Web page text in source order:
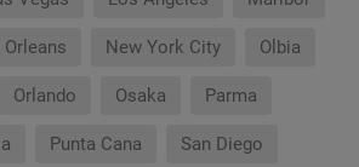
Orleans New York City Olbia
Orlando Osaka Parma
Punta Cana San Diego